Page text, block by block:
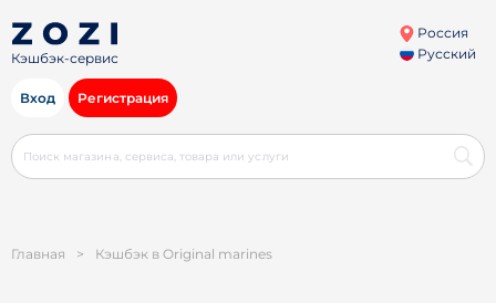
Кэшбэк-сервис
Россия
Русский
Вход Регистрация
Главная > Кэшбэк в Original marines